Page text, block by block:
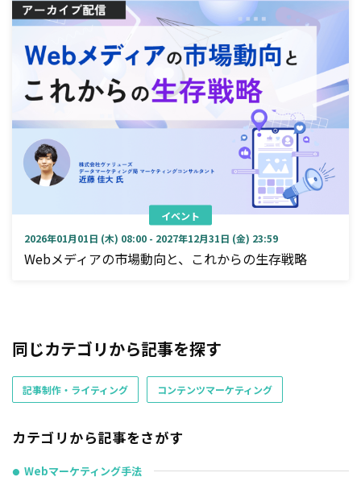
イベント
2026年01月01日 (木) 08:00 - 2027年12月31日 (金) 23:59
Webメディアの市場動向と、これからの生存戦略
同じカテゴリから記事を探す
記事制作・ライティング コンテンツマーケティング
カテゴリから記事をさがす
● Webマーケティング手法